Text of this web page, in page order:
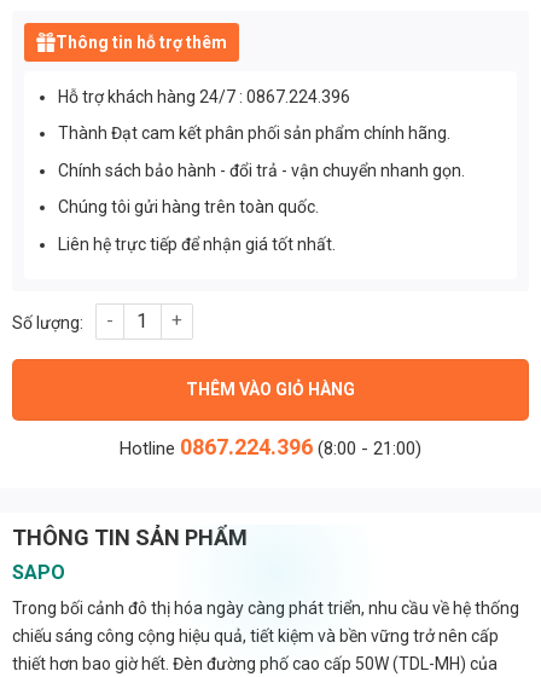
Thông tin hỗ trợ thêm
Hỗ trợ khách hàng 24/7 : 0867.224.396
Thành Đạt cam kết phân phối sản phẩm chính hãng.
Chính sách bảo hành - đổi trả - vận chuyển nhanh gọn.
Chúng tôi gửi hàng trên toàn quốc.
Liên hệ trực tiếp để nhận giá tốt nhất.
Đèn đường phố cao cấp 50w (TDL-MH) Thành Đạt Led số lượng
THÊM VÀO GIỎ HÀNG
Hotline 0867.224.396 (8:00 - 21:00)
THÔNG TIN SẢN PHẨM
SAPO
Trong bối cảnh đô thị hóa ngày càng phát triển, nhu cầu về hệ thống
chiếu sáng công cộng hiệu quả, tiết kiệm và bền vững trở nên cấp
thiết hơn bao giờ hết. Đèn đường phố cao cấp 50W (TDL-MH) của